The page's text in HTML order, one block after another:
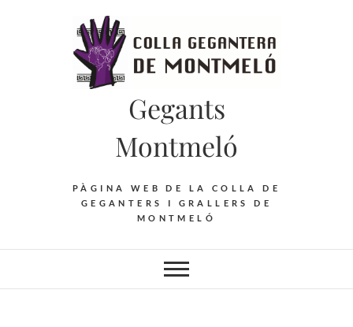
Gegants
Montmeló
PÀGINA WEB DE LA COLLA DE
GEGANTERS I GRALLERS DE
MONTMELÓ